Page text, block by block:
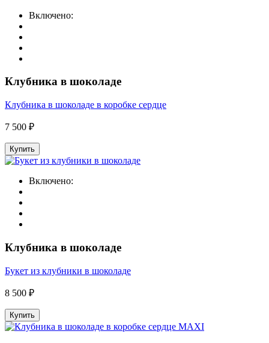
Включено:
Клубника в шоколаде
Клубника в шоколаде в коробке сердце
7 500 ₽
Купить
Включено:
Клубника в шоколаде
Букет из клубники в шоколаде
8 500 ₽
Купить